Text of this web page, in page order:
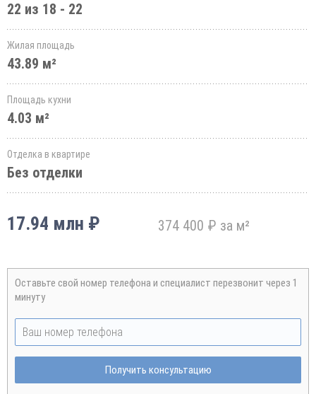
22 из 18 - 22
Жилая площадь
43.89 м²
Площадь кухни
4.03 м²
Отделка в квартире
Без отделки
17.94 млн ₽ 374 400 ₽ за м²
Оставьте свой номер телефона и специалист перезвонит через 1
минуту
Получить консультацию